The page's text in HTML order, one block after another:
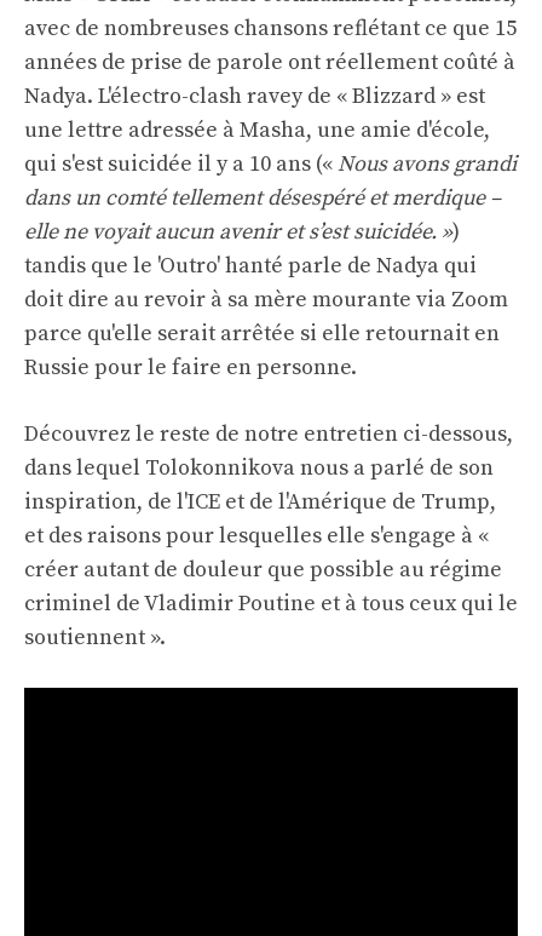
avec de nombreuses chansons reflétant ce que 15
années de prise de parole ont réellement coûté à
Nadya. L'électro-clash ravey de « Blizzard » est
une lettre adressée à Masha, une amie d'école,
qui s'est suicidée il y a 10 ans («Nous avons grandi
dans un comté tellement désespéré et merdique –
elle ne voyait aucun avenir et s’est suicidée. »)
tandis que le 'Outro' hanté parle de Nadya qui
doit dire au revoir à sa mère mourante via Zoom
parce qu'elle serait arrêtée si elle retournait en
Russie pour le faire en personne.
Découvrez le reste de notre entretien ci-dessous,
dans lequel Tolokonnikova nous a parlé de son
inspiration, de l'ICE et de l'Amérique de Trump,
et des raisons pour lesquelles elle s'engage à «
créer autant de douleur que possible au régime
criminel de Vladimir Poutine et à tous ceux qui le
soutiennent ».